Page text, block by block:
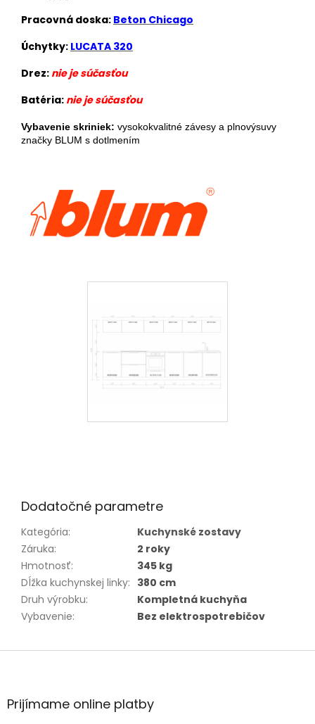
Pracovná doska: Beton Chicago
Úchytky: LUCATA 320
Drez: nie je súčasťou
Batéria: nie je súčasťou
Vybavenie skriniek: vysokokvalitné závesy a plnovýsuvy
značky BLUM s dotlmením
Dodatočné parametre
Kategória:
Kuchynské zostavy
Záruka:
2 roky
Hmotnosť:
345 kg
Dĺžka kuchynskej linky: 380 cm
Druh výrobku:
Kompletná kuchyňa
Vybavenie: Bez elektrospotrebičov
Z
äPrijímame online platby